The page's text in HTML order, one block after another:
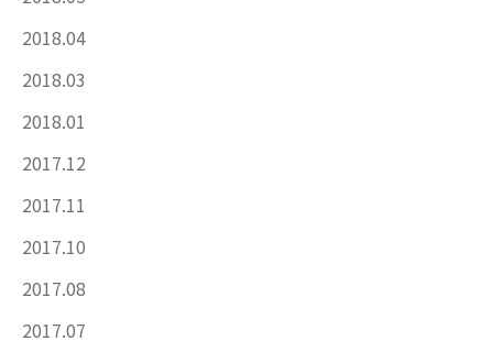
2018.04
2018.03
2018.01
2017.12
2017.11
2017.10
2017.08
2017.07